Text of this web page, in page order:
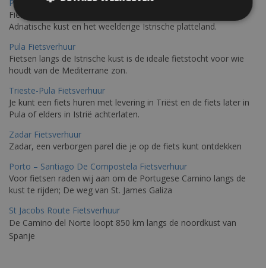
Porec Fietsverhuur
Fiets over sfeervolle routes die zich uitstrekken langs de
Adriatische kust en het weelderige Istrische platteland.
Pula Fietsverhuur
Fietsen langs de Istrische kust is de ideale fietstocht voor wie
houdt van de Mediterrane zon.
Trieste-Pula Fietsverhuur
Je kunt een fiets huren met levering in Triëst en de fiets later in
Pula of elders in Istrië achterlaten.
Zadar Fietsverhuur
Zadar, een verborgen parel die je op de fiets kunt ontdekken
Porto – Santiago De Compostela Fietsverhuur
Voor fietsen raden wij aan om de Portugese Camino langs de
kust te rijden; De weg van St. James Galiza
St Jacobs Route Fietsverhuur
De Camino del Norte loopt 850 km langs de noordkust van
Spanje